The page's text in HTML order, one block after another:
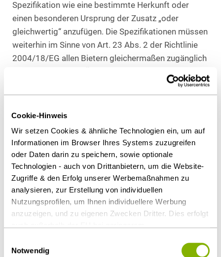
Cookie-Hinweis
Wir setzen Cookies & ähnliche Technologien ein, um auf
Informationen im Browser Ihres Systems zuzugreifen
oder Daten darin zu speichern, sowie optionale
Technologien - auch von Drittanbietern, um die Website-
Zugriffe & den Erfolg unserer Werbemaßnahmen zu
analysieren, zur Erstellung von individuellen
Nutzungsprofilen, um Ihnen individuellere Werbung
anzuzeigen, und zu eigenen Zwecken Dritter. Dies erfolgt
Regelungen das Risiko des staatlichen Zugriffs &
Notwendig
Spezifikation wie eine bestimmte Herkunft oder
einen besonderen Ursprung der Zusatz „oder
gleichwertig“ anzufügen. Die Spezifikationen müssen
weiterhin im Sinne von Art. 23 Abs. 2 der Richtlinie
2004/18/EG allen Bietern gleichermaßen zugänglich
Beschaffungsmärkte für den Wettbewerb nicht
vorliegenden Vergabeverfahren nicht erfüllt. Die
Recht festgeschriebene, Forderung slowenischen
Plasmas für die Auftragsware eine diskriminierende
Bedingung gestellt, die einmal die Teilnahme
möglicher Bieter, die über ähnliche Medikamente
verfügen, an der Ausschreibung verhindern kann.
Zweitens kann durch die Forderung nach
slowenischem Blutplasma für die
EU-Staaten beschränkt werden, da der Markt für